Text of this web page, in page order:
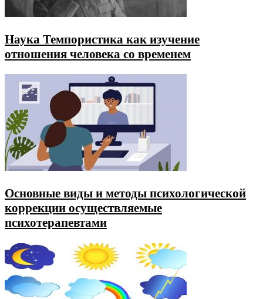
Наука Темпористика как изучение
отношения человека со временем
Основные виды и методы психологической
коррекции осуществляемые
психотерапевтами